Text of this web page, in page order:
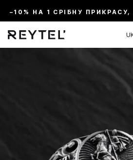
–10% НА 1 СРІБНУ